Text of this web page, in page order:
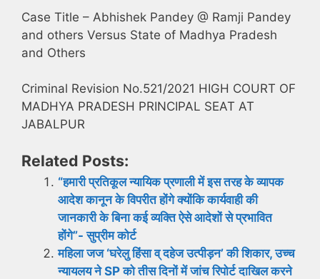
Case Title – Abhishek Pandey @ Ramji Pandey
and others Versus State of Madhya Pradesh
and Others
Criminal Revision No.521/2021 HIGH COURT OF
MADHYA PRADESH PRINCIPAL SEAT AT
JABALPUR
Related Posts:
“हमारी प्रतिकूल न्यायिक प्रणाली में इस तरह के व्यापक
आदेश कानून के विपरीत होंगे क्योंकि कार्यवाही की
जानकारी के बिना कई व्यक्ति ऐसे आदेशों से प्रभावित
होंगे”- सुप्रीम कोर्ट
महिला जज ‘घरेलु हिंसा व् दहेज उत्पीड़न’ की शिकार, उच्च
न्यायलय ने SP को तीस दिनों में जांच रिपोर्ट दाखिल करने